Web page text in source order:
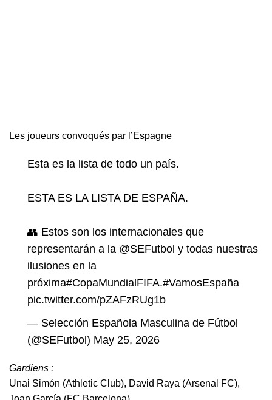
Les joueurs convoqués par l’Espagne
Esta es la lista de todo un país.
ESTA ES LA LISTA DE ESPAÑA.
👥 Estos son los internacionales que
representarán a la @SEFutbol y todas nuestras
ilusiones en la
próxima#CopaMundialFIFA.#VamosEspaña
pic.twitter.com/pZAFzRUg1b
— Selección Española Masculina de Fútbol
(@SEFutbol) May 25, 2026
Gardiens :
Unai Simón (Athletic Club), David Raya (Arsenal FC),